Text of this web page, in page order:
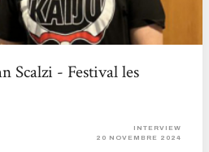
Scalzi - Festival les
INTERVIEW
20 NOVEMBRE 2024